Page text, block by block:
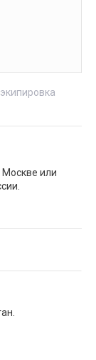
экипировка
или